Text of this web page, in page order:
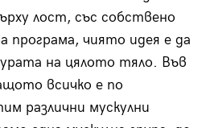
лост, със собствено
програма, чиято идея е да
на цялото тяло. Във
всичко е по
различни мускулни